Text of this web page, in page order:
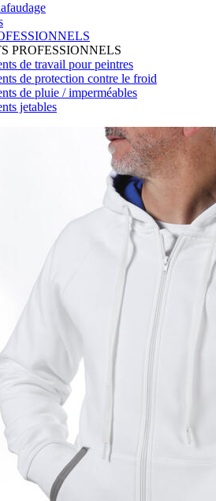
PROFESSIONNELS
de travail pour peintres
de protection contre le froid
de pluie / imperméables
jetables